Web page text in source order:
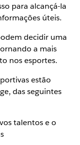
para alcançá-la
úteis.
decidir uma
a mais
nos esportes.
estão
das seguintes
talentos e o